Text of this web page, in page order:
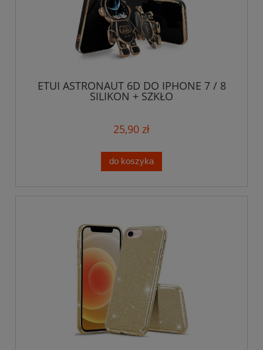
ETUI ASTRONAUT 6D DO IPHONE 7 / 8
SILIKON + SZKŁO
25,90 zł
do koszyka